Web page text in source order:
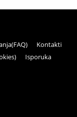
Kontakti
Isporuka